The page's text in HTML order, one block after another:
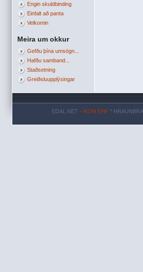
Engin skuldbinding
Einfalt að panta
Velkomin
Meira um okkur
Gefðu þína umsögn...
Hafðu samband...
Staðsetning
Greiðsluupplýsingar
EDAL.NET - ÍKON EHF*